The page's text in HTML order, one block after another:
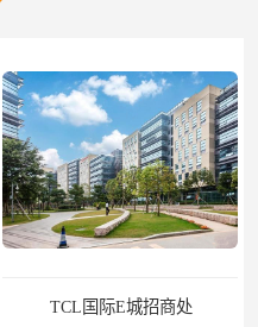
田厦国际中心出租